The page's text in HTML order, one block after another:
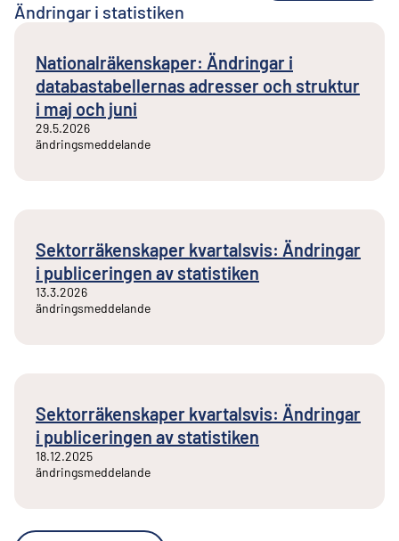
Ändringar i statistiken
Nationalräkenskaper: Ändringar i
databastabellernas adresser och struktur
i maj och juni
29.5.2026
ändringsmeddelande
Sektorräkenskaper kvartalsvis: Ändringar
i publiceringen av statistiken
13.3.2026
ändringsmeddelande
Sektorräkenskaper kvartalsvis: Ändringar
i publiceringen av statistiken
18.12.2025
ändringsmeddelande